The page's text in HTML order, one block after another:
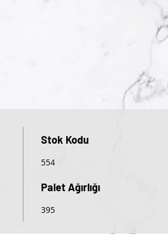
Stok Kodu
554
Palet Ağırlığı
395